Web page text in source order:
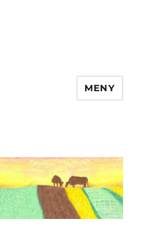
MENY